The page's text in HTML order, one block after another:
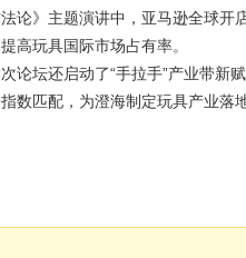
论》主题演讲中，亚马逊全球开
高玩具国际市场占有率。
论坛还启动了“手拉手”产业带
数匹配，为澄海制定玩具产业落